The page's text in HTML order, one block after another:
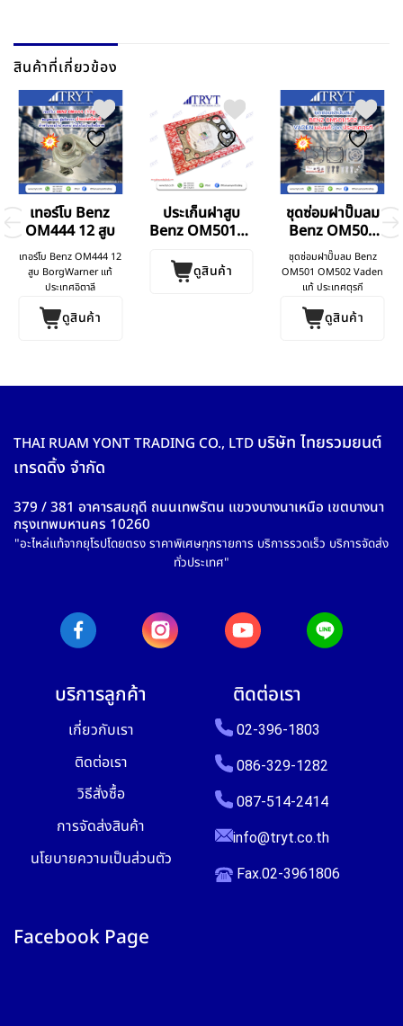
สินค้าที่เกี่ยวข้อง
เทอร์โบ Benz
OM444 12 สูบ
เทอร์โบ Benz OM444 12
สูบ BorgWarner แท้
ประเทศอิตาลี
ดูสินค้า
ประเก็นฝาสูบ
Benz OM501LA
ดูสินค้า
ชุดซ่อมฝาปั๊มลม
Benz OM501
OM502
ชุดซ่อมฝาปั๊มลม Benz
OM501 OM502 Vaden
แท้ ประเทศตุรกี
ดูสินค้า
THAI RUAM YONT TRADING CO., LTD บริษัท ไทยรวมยนต์
เทรดดิ้ง จำกัด
379 / 381 อาคารสมฤดี ถนนเทพรัตน แขวงบางนาเหนือ เขตบางนา
กรุงเทพมหานคร 10260
"อะไหล่แท้จากยุโรปโดยตรง ราคาพิเศษทุกรายการ บริการรวดเร็ว บริการจัดส่ง
ทั่วประเทศ"
บริการลูกค้า
เกี่ยวกับเรา
ติดต่อเรา
วิธีสั่งซื้อ
การจัดส่งสินค้า
นโยบายความเป็นส่วนตัว
ติดต่อเรา
02-396-1803
086-329-1282
087-514-2414
info@tryt.co.th
Fax.02-3961806
Facebook Page